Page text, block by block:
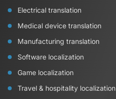
Electrical translation
Medical device translation
Manufacturing translation
Software localization
Game localization
Travel & hospitality localization